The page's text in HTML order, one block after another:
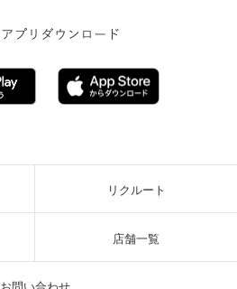
リクルート
店舗一覧